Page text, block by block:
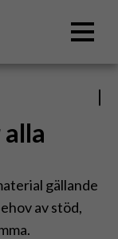
gällande
av stöd,